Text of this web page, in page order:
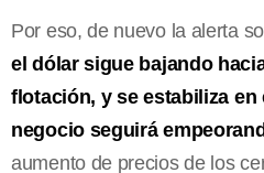
Por eso, de nuevo la alerta
el dólar sigue bajando
flotación, y se estabiliza en
negocio seguirá
aumento de precios de los